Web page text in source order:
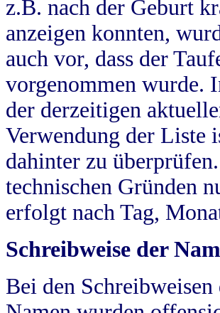
z.B. nach der Geburt
anzeigen konnten,
auch vor, dass der
vorgenommen wurde.
der derzeitigen
Verwendung der Liste
dahinter zu
technischen Gründen
erfolgt nach Tag,
Schreibweise der
Bei den